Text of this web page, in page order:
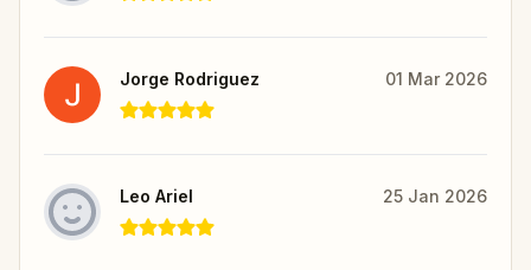
Jorge Rodriguez 01 Mar 2026
Leo Ariel 25 Jan 2026